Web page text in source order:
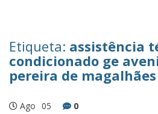
Etiqueta: assistência
condicionado ge
pereira de magalhães
Ago 05 0